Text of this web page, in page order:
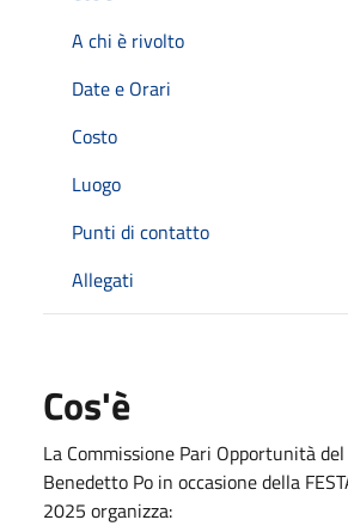
A chi è rivolto
Date e Orari
Costo
Luogo
Punti di contatto
Allegati
Cos'è
La Commissione Pari Opportunità
Benedetto Po in occasione della
2025 organizza: